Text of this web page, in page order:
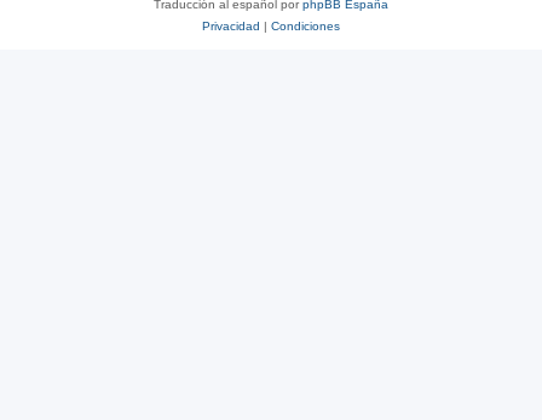
Traducción al español porphpBB España
Privacidad | Condiciones